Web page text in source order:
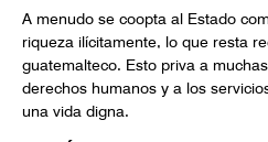
A menudo se coopta al Estado
riqueza ilícitamente, lo que resta
guatemalteco. Esto priva a
derechos humanos y a los
una vida digna.